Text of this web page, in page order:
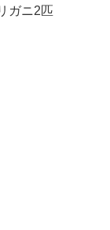
ガニ2匹